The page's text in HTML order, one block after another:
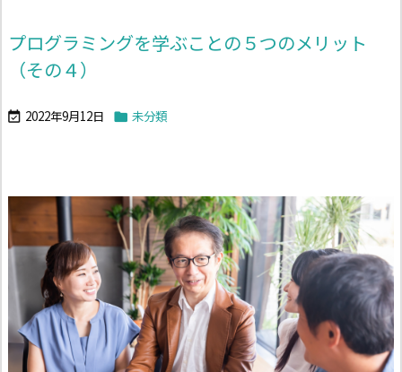
プログラミングを学ぶことの５つのメリット
（その４）
 2022年9月12日  未分類